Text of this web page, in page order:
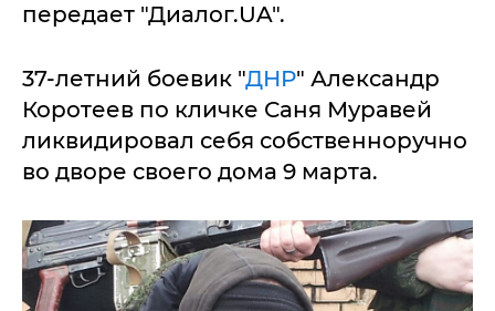
передает "Диалог.UA".
37-летний боевик "ДНР" Александр
Коротеев по кличке Саня Муравей
ликвидировал себя собственноручно
во дворе своего дома 9 марта.